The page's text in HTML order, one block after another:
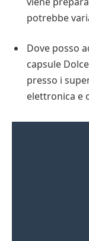
potrebbe
Dove posso
capsule
presso i
elettronica e